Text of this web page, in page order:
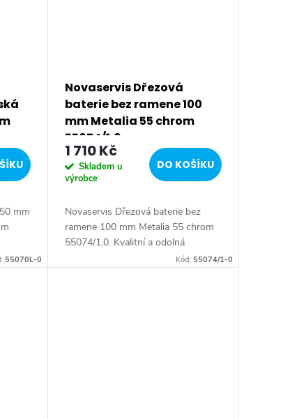
mm
mm s
55070L-0
Novaservis Dřezová
baterie bez ramene 100
mm Metalia 55 chrom
55074/1,0
1 710 Kč
Skladem u
výrobce
DO KOŠÍKU
Novaservis Dřezová baterie bez
ramene 100 mm Metalia 55 chrom
55074/1,0. Kvalitní a odolná
keramická kartuše KEROX 35 mm s
Kód: 55074/1-0